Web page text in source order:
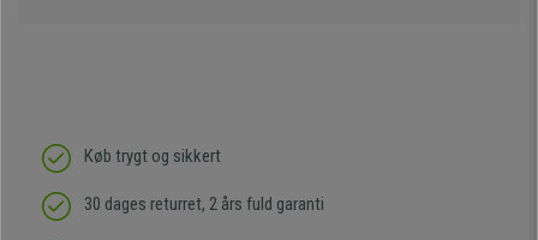
Køb trygt og sikkert
30 dages returret, 2 års fuld garanti